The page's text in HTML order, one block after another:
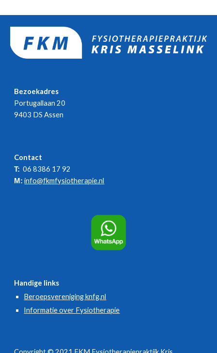
Bezoekadres
Portugallaan 20
9403 DS Assen
Contact
T:
  06 8386 17 92
M: info@fkmfysiotherapie.nl
Handige links
Beroepsvereniging knfg.nl
Informatie over Fysiotherapie